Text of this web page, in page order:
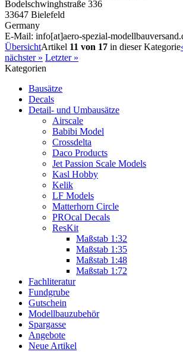
Bodelschwinghstraße 336
33647 Bielefeld
Germany
E-Mail: info[at]aero-spezial-
ÜbersichtArtikel 11 von 17 in dieser Kategorie
nächster » Letzter »
Kategorien
Bausätze
Decals
Detail- und Umbausätze
Airscale
Babibi Model
Crossdelta
Daco Products
Jet Passion Scale Models
Kasl Hobby
Kelik
LF Models
Matterhorn Circle
PROcal Decals
ResKit
Maßstab 1:32
Maßstab 1:35
Maßstab 1:48
Maßstab 1:72
Fachliteratur
Fundgrube
Gutschein
Modellbauzubehör
Spargasse
Angebote
Neue Artikel